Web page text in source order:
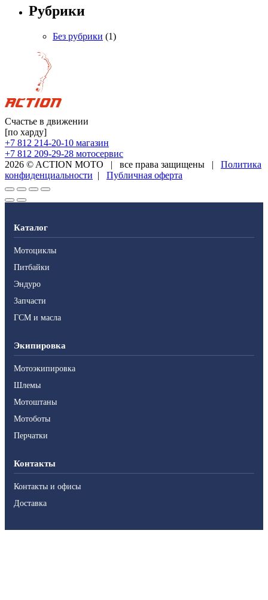
Рубрики
Без рубрики (1)
Счастье в движении
[по харду]
+7 812 214-20-10 магазин
+7 812 209-29-28 мотосервис
2026 © ACTION MOTO | все права защищены |
Политика
конфиденциальности | Публичная оферта
Каталог
Мотоциклы
Питбайки
Эндуро
Запчасти
ГСМ и масла
Экипировка
Мотоэкипировка
Шлемы
Мотоштаны
Мотоботы
Перчатки
Контакты
Контакты и офисы
Доставка